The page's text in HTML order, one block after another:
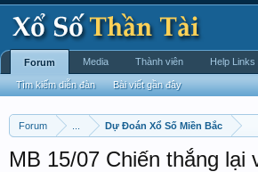
Forum Dự Đoán Xổ Số Miền Bắc
MB 15/07 Chiến thắng lại
Forum
Tìm kiếm diễn đàn Bài viết gần đây
Media Thành viên Help Links